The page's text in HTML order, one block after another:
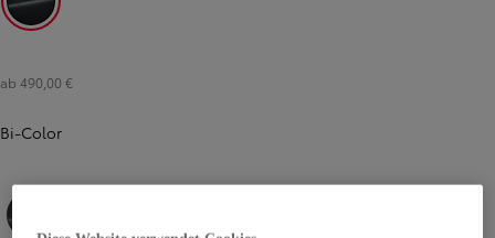
Black Mica
ab 490,00 €
Bi-Color